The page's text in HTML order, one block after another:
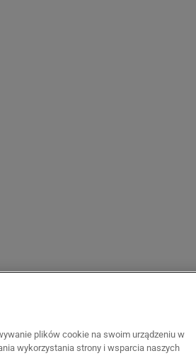
plików cookie na swoim urządzeniu w
wykorzystania strony i wsparcia naszych